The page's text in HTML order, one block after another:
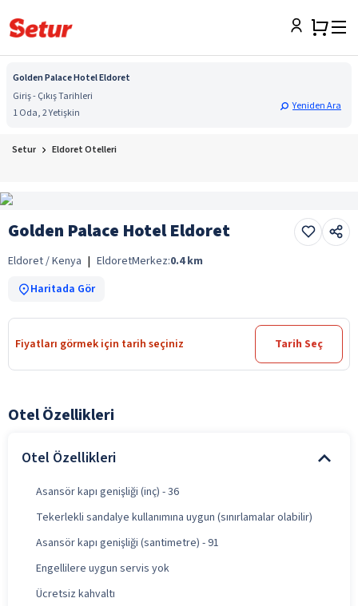
Golden Palace Hotel Eldoret
Giriş - Çıkış Tarihleri
1 Oda, 2 Yetişkin
Yeniden Ara
Setur Eldoret Otelleri
Golden Palace Hotel Eldoret
Eldoret / Kenya | EldoretMerkez:0.4 km
Haritada Gör
Fiyatları görmek için tarih seçiniz Tarih Seç
Otel Özellikleri
Otel Özellikleri
Asansör kapı genişliği (inç) - 36
Tekerlekli sandalye kullanımına uygun (sınırlamalar olabilir)
Asansör kapı genişliği (santimetre) - 91
Engellilere uygun servis yok
Ücretsiz kahvaltı